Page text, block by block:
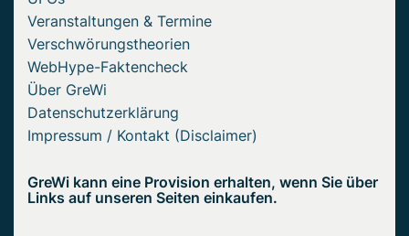
Veranstaltungen & Termine
Verschwörungstheorien
WebHype-Faktencheck
Über GreWi
Datenschutzerklärung
Impressum / Kontakt (Disclaimer)
GreWi kann eine Provision erhalten, wenn Sie über
Links auf unseren Seiten einkaufen.